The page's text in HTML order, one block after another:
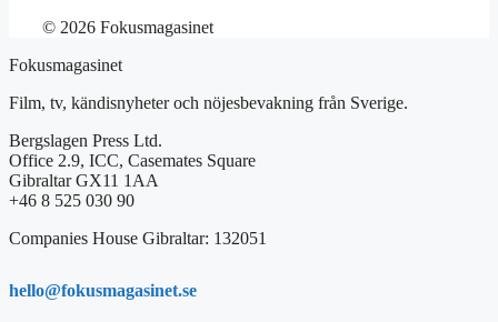
© 2026 Fokusmagasinet
Fokusmagasinet
Film, tv, kändisnyheter och nöjesbevakning från Sverige.
Bergslagen Press Ltd.
Office 2.9, ICC, Casemates Square
Gibraltar GX11 1AA
+46 8 525 030 90
Companies House Gibraltar: 132051
hello@fokusmagasinet.se